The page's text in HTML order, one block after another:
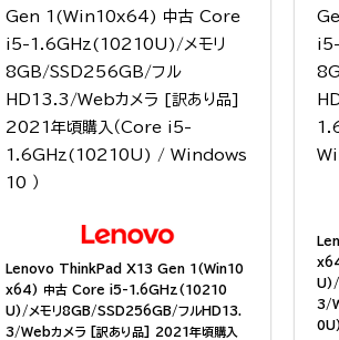
Lenovo ThinkPad X13 Gen 1(Win10
x64) 中古 Core i5-1.6GHz(10210
U)/メモリ8GB/SSD256GB/フルHD13.
3/Webカメラ [訳あり品] 2021年頃購入
U)/
3/